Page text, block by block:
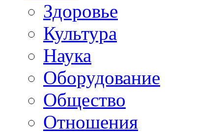
Здоровье
Культура
Наука
Оборудование
Общество
Отношения